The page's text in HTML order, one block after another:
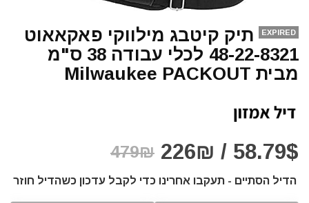
EXPIRED
תיק קיטבג מילווקי פאקאאוט
48-22-8321 לכלי עבודה 38 ס"מ
מבית Milwaukee PACKOUT
58.79$ / 226₪
479₪
הדיל הסתיים - תעקבו אחרינו כדי לקבל עדכון כשהדיל חוזר